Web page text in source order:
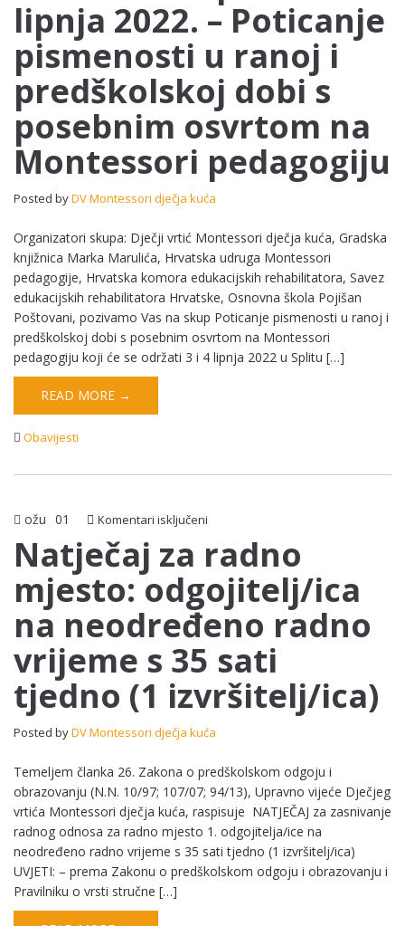
skup
3.-
lipnja
2022.
–
Poticanje
pismenosti
ranoj
i
dobi
s
posebnim
osvrtom
na
Montessori
pedagogiju
lipnja 2022. – Poticanje
pismenosti u ranoj i
predškolskoj dobi s
posebnim osvrtom na
Montessori pedagogiju
Posted byDV Montessori dječja kuća
Organizatori skupa: Dječji vrtić Montessori dječja kuća, Gradska
knjižnica Marka Marulića, Hrvatska udruga Montessori
pedagogije, Hrvatska komora edukacijskih rehabilitatora, Savez
edukacijskih rehabilitatora Hrvatske, Osnovna škola Pojišan
Poštovani, pozivamo Vas na skup Poticanje pismenosti u ranoj i
predškolskoj dobi s posebnim osvrtom na Montessori
pedagogiju koji će se održati 3 i 4 lipnja 2022 u Splitu […]
READ MORE →
Obavijesti
ožu 01 Komentari isključeni
za
radno
mjesto:
odgojitelj/ica
na
neodređeno
radno
vrijeme
35
tjedno
(1
izvršitelj/ica)
Natječaj za radno
mjesto: odgojitelj/ica
na neodređeno radno
vrijeme s 35 sati
tjedno (1 izvršitelj/ica)
Posted byDV Montessori dječja kuća
Temeljem članka 26. Zakona o predškolskom odgoju i
obrazovanju (N.N. 10/97; 107/07; 94/13), Upravno vijeće Dječjeg
vrtića Montessori dječja kuća, raspisuje NATJEČAJ za zasnivanje
radnog odnosa za radno mjesto 1. odgojitelja/ice na
neodređeno radno vrijeme s 35 sati tjedno (1 izvršitelj/ica)
UVJETI: – prema Zakonu o predškolskom odgoju i obrazovanju i
Pravilniku o vrsti stručne […]